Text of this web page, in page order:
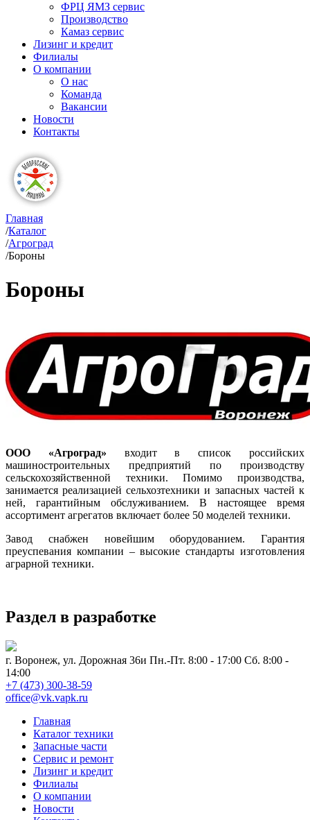
ФРЦ ЯМЗ сервис
Производство
Камаз сервис
Лизинг и кредит
Филиалы
О компании
О нас
Команда
Вакансии
Новости
Контакты
Главная
/Каталог
/Агроград
/Бороны
Бороны
ООО «Агроград» входит в список российских
машиностроительных предприятий по производству
сельскохозяйственной техники. Помимо производства,
занимается реализацией сельхозтехники и запасных частей к
ней, гарантийным обслуживанием. В настоящее время
ассортимент агрегатов включает более 50 моделей техники.
Завод снабжен новейшим оборудованием. Гарантия
преуспевания компании – высокие стандарты изготовления
аграрной техники.
Раздел в разработке
г. Воронеж, ул. Дорожная 36и Пн.-Пт. 8:00 - 17:00 Сб. 8:00 -
14:00
+7 (473) 300-38-59
office@vk.vapk.ru
Главная
Каталог техники
Запасные части
Сервис и ремонт
Лизинг и кредит
Филиалы
О компании
Новости